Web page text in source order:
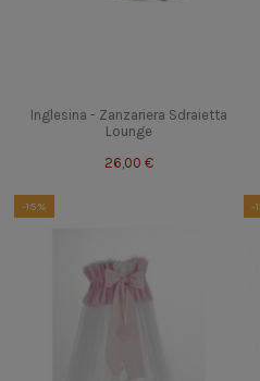
Inglesina - Zanzariera Sdraietta
Lounge
26,00 €
-15% -